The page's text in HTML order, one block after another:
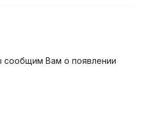
сообщим Вам о появлении